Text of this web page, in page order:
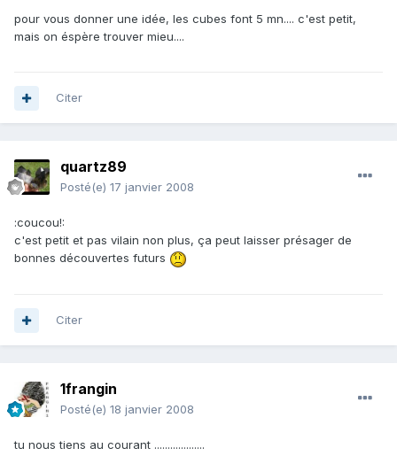
pour vous donner une idée, les cubes font 5 mn.... c'est petit,
mais on éspère trouver mieu....
Citer
quartz89
Posté(e) 17 janvier 2008
:coucou!:
c'est petit et pas vilain non plus, ça peut laisser présager de
bonnes découvertes futurs
Citer
1frangin
Posté(e) 18 janvier 2008
tu nous tiens au courant ...................